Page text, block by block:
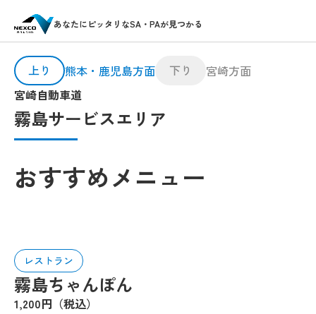
あなたにピッタリなSA・PAが見つかる
宮崎自動車道
霧島サービスエリア
上り 熊本・鹿児島方面 下り 宮崎方面
おすすめメニュー
レストラン
霧島ちゃんぽん
1,200円（税込）